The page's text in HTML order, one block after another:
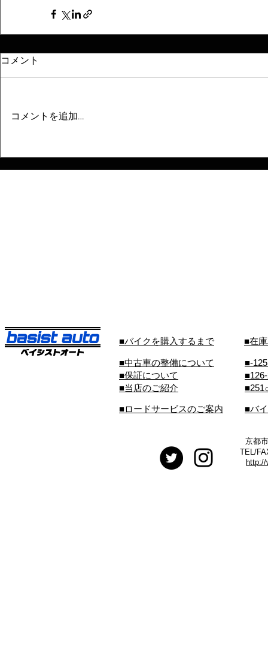
コメント
コメントを追加…
■バイクを購入するまで ■在
■中古車の整備について
■保証について
■当店のご紹介
■-
■251
■ロードサービスのご案内 ■バ
京都
TEL/